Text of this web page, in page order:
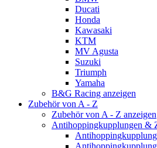
Ducati
Honda
Kawasaki
KTM
MV Agusta
Suzuki
Triumph
Yamaha
B&G Racing anzeigen
Zubehör von A - Z
Zubehör von A - Z anzeigen
Antihoppingkupplungen &